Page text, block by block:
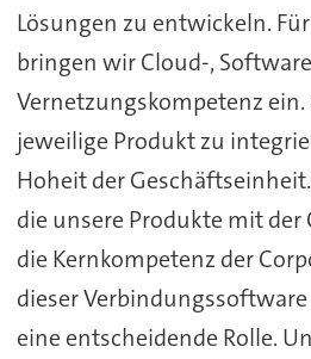
Lösungen zu entwickeln.
bringen wir Cloud-,
Vernetzungskompetenz
jeweilige Produkt zu
Hoheit der
die unsere Produkte mit
die Kernkompetenz der
dieser Verbindungssoftware
eine entscheidende Rolle.